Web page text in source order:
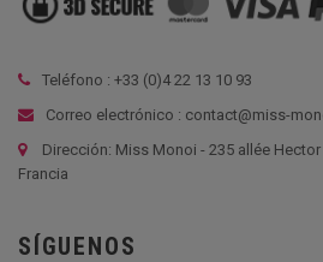
Teléfono : +33 (0)4 22 13 10 93
Correo electrónico : contact@miss-
Dirección: Miss Monoi - 235 allée
Francia
SÍGUENOS